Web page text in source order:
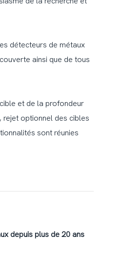
détecteurs de métaux
ainsi que de tous
et de la profondeur
rejet optionnel des cibles
sont réunies
depuis plus de 20 ans